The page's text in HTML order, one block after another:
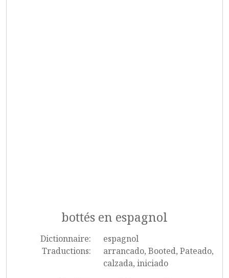
bottés en espagnol
Dictionnaire:
espagnol
Traductions:
arrancado, Booted, Pateado,
calzada, iniciado